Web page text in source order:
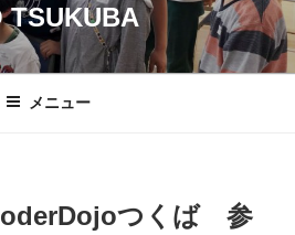
TSUKUBA
メニュー
つくば 参